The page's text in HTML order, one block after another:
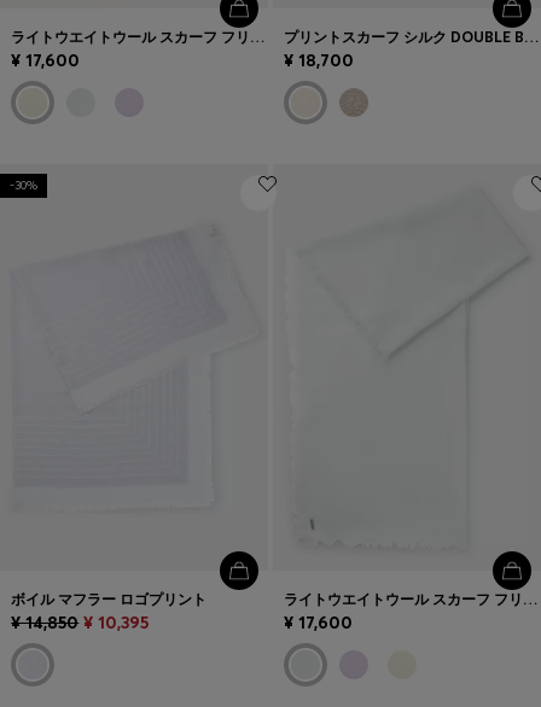
ライトウエイトウール スカーフ フリンジトリム
¥ 17,600
プリントスカーフ シルク DOUBLE Bモノグラム
¥ 18,700
-30%
ボイル マフラー ロゴプリント
¥ 14,850 ¥ 10,395
ライトウエイトウール スカーフ フリンジトリム
¥ 17,600